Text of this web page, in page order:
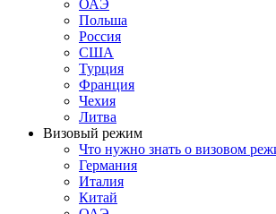
ОАЭ
Польша
Россия
США
Турция
Франция
Чехия
Литва
Визовый режим
Что нужно знать о визовом
Германия
Италия
Китай